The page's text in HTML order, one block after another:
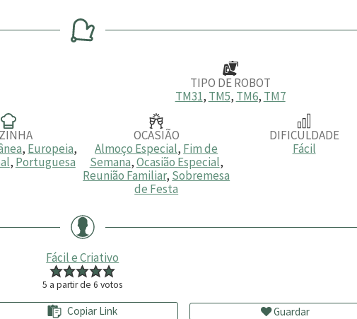
n
t
a
TIPO DE ROBOT
TM31, TM5, TM6, TM7
, Europeia,
, Portuguesa
OCASIÃO
Almoço Especial, Fim de
Semana,Ocasião Especial,
Reunião Familiar, Sobremesa
de Festa
DIFICULDADE
Fácil
Fácil e Criativo
5 a partir de6 votos
Copiar Link Guardar